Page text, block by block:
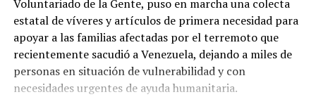
Voluntariado de la Gente, puso en marcha una colecta
estatal de víveres y artículos de primera necesidad para
apoyar a las familias afectadas por el terremoto que
recientemente sacudió a Venezuela, dejando a miles de
personas en situación de vulnerabilidad y con
necesidades urgentes de ayuda humanitaria.